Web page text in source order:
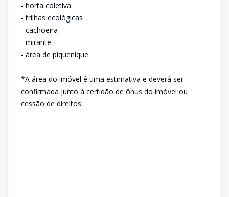
- horta coletiva
- trilhas ecológicas
- cachoeira
- mirante
- área de piquenique
*A área do imóvel é uma estimativa e deverá ser
confirmada junto à certidão de ônus do imóvel ou
cessão de direitos